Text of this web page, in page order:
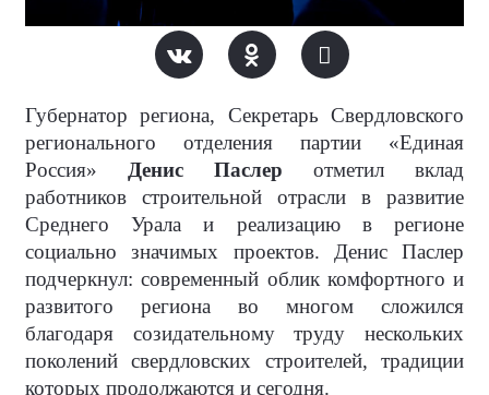
Губернатор региона, Секретарь Свердловского
регионального отделения партии «Единая
Россия» Денис Паслер отметил вклад
работников строительной отрасли в развитие
Среднего Урала и реализацию в регионе
социально значимых проектов. Денис Паслер
подчеркнул: современный облик комфортного и
развитого региона во многом сложился
благодаря созидательному труду нескольких
поколений свердловских строителей, традиции
которых продолжаются и сегодня.